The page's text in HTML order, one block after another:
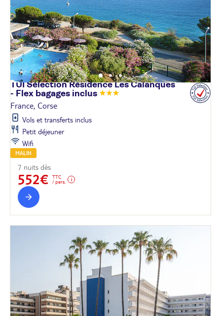
TUI Sélection Résidence Les Calanques
- Flex bagages inclus
France, Corse
Vols et transferts inclus
Petit déjeuner
Wifi
MALIN
7 nuits dès
552€
TTC
/ pers.